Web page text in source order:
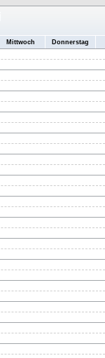
Mittwoch Donnerstag